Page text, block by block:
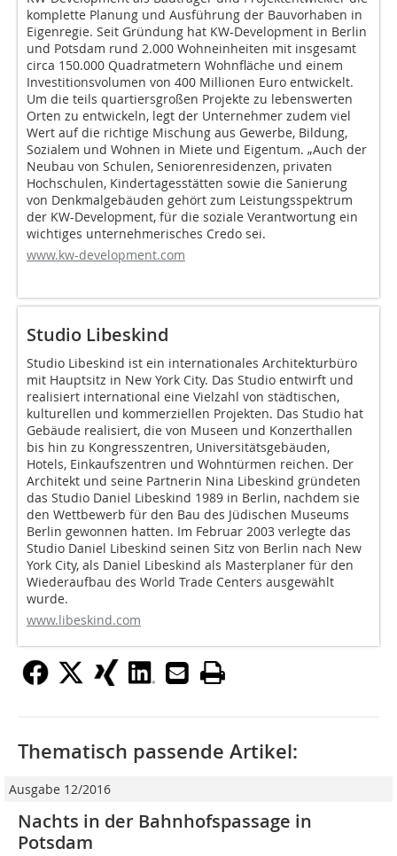
komplette Planung und Ausführung der Bauvorhaben in
Eigenregie. Seit Gründung hat KW-Development in Berlin
und Potsdam rund 2.000 Wohneinheiten mit insgesamt
circa 150.000 Quadratmetern Wohnfläche und einem
Investitionsvolumen von 400 Millionen Euro entwickelt.
Um die teils quartiersgroßen Projekte zu lebenswerten
Orten zu entwickeln, legt der Unternehmer zudem viel
Wert auf die richtige Mischung aus Gewerbe, Bildung,
Sozialem und Wohnen in Miete und Eigentum. „Auch der
Neubau von Schulen, Seniorenresidenzen, privaten
Hochschulen, Kindertagesstätten sowie die Sanierung
von Denkmalgebäuden gehört zum Leistungsspektrum
der KW-Development, für die soziale Verantwortung ein
wichtiges unternehmerisches Credo sei.
www.kw-development.com
Studio Libeskind
Studio Libeskind ist ein internationales Architekturbüro
mit Hauptsitz in New York City. Das Studio entwirft und
realisiert international eine Vielzahl von städtischen,
kulturellen und kommerziellen Projekten. Das Studio hat
Gebäude realisiert, die von Museen und Konzerthallen
bis hin zu Kongresszentren, Universitätsgebäuden,
Hotels, Einkaufszentren und Wohntürmen reichen. Der
Architekt und seine Partnerin Nina Libeskind gründeten
das Studio Daniel Libeskind 1989 in Berlin, nachdem sie
den Wettbewerb für den Bau des Jüdischen Museums
Berlin gewonnen hatten. Im Februar 2003 verlegte das
Studio Daniel Libeskind seinen Sitz von Berlin nach New
York City, als Daniel Libeskind als Masterplaner für den
Wiederaufbau des World Trade Centers ausgewählt
wurde.
www.libeskind.com
Thematisch passende Artikel:
Ausgabe 12/2016
Nachts in der Bahnhofspassage in
Potsdam